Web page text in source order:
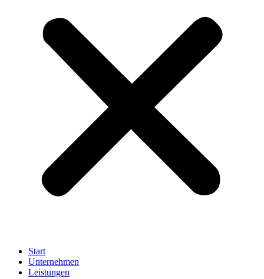
Start
Unternehmen
Leistungen